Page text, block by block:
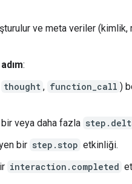
ve meta veriler (kimlik,
adım:
thought , function_call )
bir veya daha fazla
bir step.stop etkinliği.
interaction.completed